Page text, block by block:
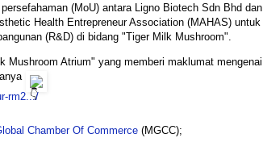
(MoU) antara Ligno Biotech Sdn Bhd dan
Health Entrepreneur Association (MAHAS) untuk
(R&D) di bidang "Tiger Milk Mushroom".
Mushroom Atrium" yang memberi maklumat mengenai
rm2.../
Chamber Of Commerce (MGCC);